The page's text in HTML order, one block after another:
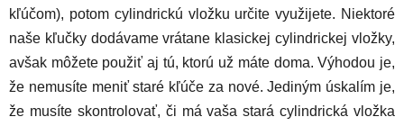
kľúčom), potom cylindrickú vložku určite využijete. Niektoré
naše kľučky dodávame vrátane klasickej cylindrickej vložky,
avšak môžete použiť aj tú, ktorú už máte doma. Výhodou je,
že nemusíte meniť staré kľúče za nové. Jediným úskalím je,
že musíte skontrolovať, či má vaša stará cylindrická vložka